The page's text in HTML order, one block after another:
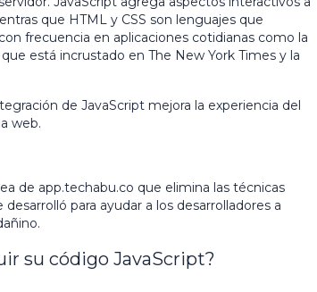
que HTML y CSS son lenguajes que
frecuencia en aplicaciones cotidianas como la
está incrustado en The New York Times y la
de JavaScript mejora la experiencia del
web.
de app.techabu.co que elimina las técnicas
para ayudar a los desarrolladores a
su código JavaScript?